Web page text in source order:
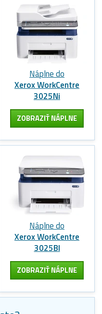
Náplne do
Xerox WorkCentre
3025Ni
ZOBRAZIŤ NÁPLNE
Náplne do
Xerox WorkCentre
3025BI
ZOBRAZIŤ NÁPLNE